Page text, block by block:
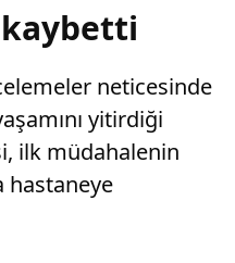
kaybetti
neticesinde
yitirdiği
ilk müdahalenin
hastaneye